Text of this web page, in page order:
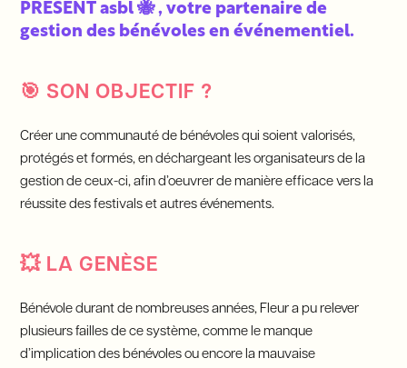
PRESENT asbl 🐝 , votre partenaire de
gestion des bénévoles en événementiel.
🎯 SON OBJECTIF ?
Créer une communauté de bénévoles qui soient valorisés,
protégés et formés, en déchargeant les organisateurs de la
gestion de ceux-ci, afin d’oeuvrer de manière efficace vers la
réussite des festivals et autres événements.
💥 LA GENÈSE
Bénévole durant de nombreuses années, Fleur a pu relever
plusieurs failles de ce système, comme le manque
d’implication des bénévoles ou encore la mauvaise